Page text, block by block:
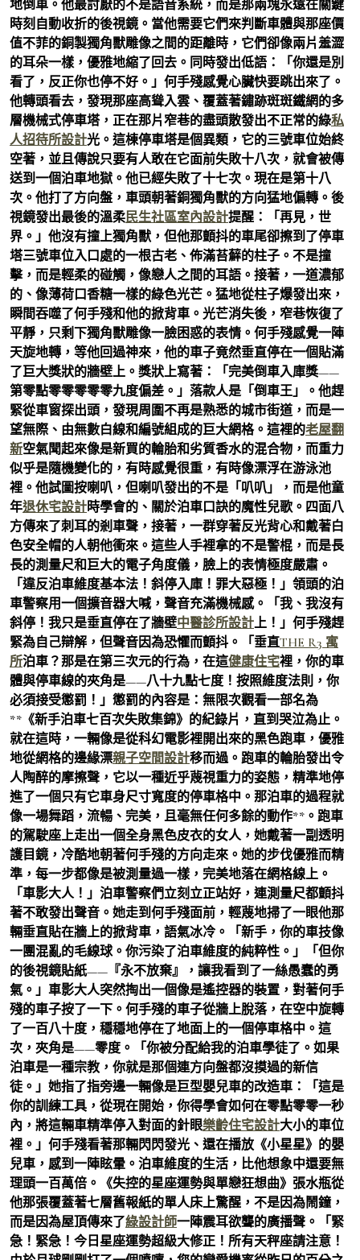
地倒車。他最討厭的不是語音系統，而是那兩塊永遠在關鍵
時刻自動收折的後視鏡。當他需要它們來判斷車體與那座價
值不菲的銅製獨角獸雕像之間的距離時，它們卻像兩片羞澀
的耳朵一樣，優雅地縮了回去。同時發出低語：「你還是別
看了，反正你也停不好。」何手殘感覺心臟快要跳出來了。
他轉頭看去，發現那座高聳入雲、覆蓋著鏽跡斑斑鐵網的多
層機械式停車塔，正在那片窄巷的盡頭散發出不正常的綠私
人招待所設計光。這棟停車塔是個異類，它的三號車位始終
空著，並且傳說只要有人敢在它面前失敗十八次，就會被傳
送到一個泊車地獄。他已經失敗了十七次。現在是第十八
次。他打了方向盤，車頭朝著銅獨角獸的方向猛地偏轉。後
視鏡發出最後的溫柔民生社區室內設計提醒：「再見，世
界。」他沒有撞上獨角獸，但他那顫抖的車尾卻擦到了停車
塔三號車位入口處的一根古老、佈滿苔蘚的柱子。不是撞
擊，而是輕柔的碰觸，像戀人之間的耳語。接著，一道濃郁
的、像薄荷口香糖一樣的綠色光芒。猛地從柱子爆發出來，
瞬間吞噬了何手殘和他的掀背車。光芒消失後，窄巷恢復了
平靜，只剩下獨角獸雕像一臉困惑的表情。何手殘感覺一陣
天旋地轉，等他回過神來，他的車子竟然垂直停在一個貼滿
了巨大獎狀的牆壁上。獎狀上寫著：「完美倒車入庫獎——
第零點零零零零零九度偏差。」落款人是「倒車王」。他趕
緊從車窗探出頭，發現周圍不再是熟悉的城市街道，而是一
望無際、由無數白線和編號組成的巨大網格。這裡的老屋翻
新空氣聞起來像是新買的輪胎和劣質香水的混合物，而重力
似乎是隨機變化的，有時感覺很重，有時像漂浮在游泳池
裡。他試圖按喇叭，但喇叭發出的不是「叭叭」，而是他童
年退休宅設計時學會的、關於泊車口訣的魔性兒歌。四面八
方傳來了刺耳的剎車聲，接著，一群穿著反光背心和戴著白
色安全帽的人朝他衝來。這些人手裡拿的不是警棍，而是長
長的測量尺和巨大的電子角度儀，臉上的表情極度嚴肅。
「違反泊車維度基本法！斜停入庫！罪大惡極！」領頭的泊
車警察用一個擴音器大喊，聲音充滿機械感。「我、我沒有
斜停！我只是垂直停在了牆壁中醫診所設計上！」何手殘趕
緊為自己辯解，但聲音因為恐懼而顫抖。「垂直THE R3 寓
所泊車？那是在第三次元的行為，在這健康住宅裡，你的車
體與停車線的夾角是——八十九點七度！按照維度法則，你
必須接受懲罰！」懲罰的內容是：無限次觀看一部名為
**《新手泊車七百次失敗集錦》的紀錄片，直到哭泣為止。
就在這時，一輛像是從科幻電影裡開出來的黑色跑車，優雅
地從網格的邊緣漂親子空間設計移而過。跑車的輪胎發出令
人陶醉的摩擦聲，它以一種近乎蔑視重力的姿態，精準地停
進了一個只有它車身尺寸寬度的停車格中。那泊車的過程就
像一場舞蹈，流暢、完美，且毫無任何多餘的動作**。跑車
的駕駛座上走出一個全身黑色皮衣的女人，她戴著一副透明
護目鏡，冷酷地朝著何手殘的方向走來。她的步伐優雅而精
準，每一步都像是被測量過一樣，完美地落在網格線上。
「車影大人！」泊車警察們立刻立正站好，連測量尺都顫抖
著不敢發出聲音。她走到何手殘面前，輕蔑地掃了一眼他那
輛垂直貼在牆上的掀背車，語氣冰冷。「新手，你的車技像
一團混亂的毛線球。你污染了泊車維度的純粹性。」「但你
的後視鏡貼紙——『永不放棄』，讓我看到了一絲愚蠢的勇
氣。」車影大人突然掏出一個像是遙控器的裝置，對著何手
殘的車子按了一下。何手殘的車子從牆上脫落，在空中旋轉
了一百八十度，穩穩地停在了地面上的一個停車格中。這
次，夾角是——零度。「你被分配給我的泊車學徒了。如果
泊車是一種宗教，你就是那個連方向盤都沒摸過的新信
徒。」她指了指旁邊一輛像是巨型嬰兒車的改造車：「這是
你的訓練工具，從現在開始，你得學會如何在零點零零一秒
內，將這輛車精準停入對面的針眼樂齡住宅設計大小的車位
裡。」何手殘看著那輛閃閃發光、還在播放《小星星》的嬰
兒車，感到一陣眩暈。泊車維度的生活，比他想象中還要無
理頭一百萬倍。《失控的星座運勢與單戀狂想曲》張水瓶從
他那張覆蓋著七層舊報紙的單人床上驚醒，不是因為鬧鐘，
而是因為屋頂傳來了綠設計師一陣震耳欲聾的廣播聲。「緊
急！緊急！今日星座運勢超級大修正！所有天秤座請注意！